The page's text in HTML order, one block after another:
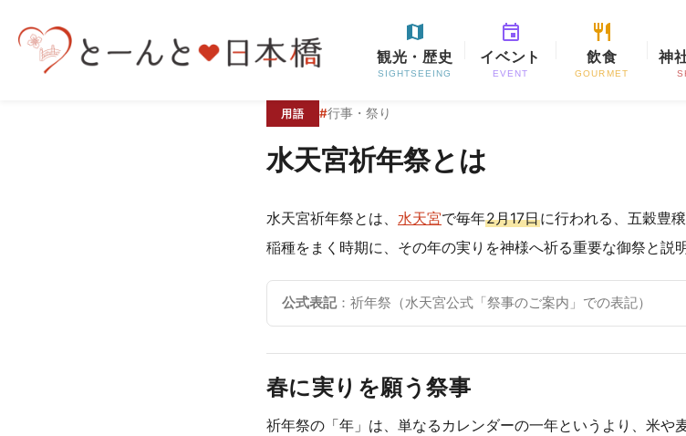
観光・歴史
SIGHTSEEING
イベント
EVENT
飲食
GOURMET
神
用語 #行事・祭り
水天宮祈年祭とは
水天宮祈年祭とは、 水天宮で毎年2月17日に行われる、五穀豊
稲種をまく時期に、その年の実りを神様へ祈る重要な御祭と説
公式表記：祈年祭（水天宮公式「祭事のご案内」での表記）
春に実りを願う祭事
祈年祭の「年」は、単なるカレンダーの一年というより、米や